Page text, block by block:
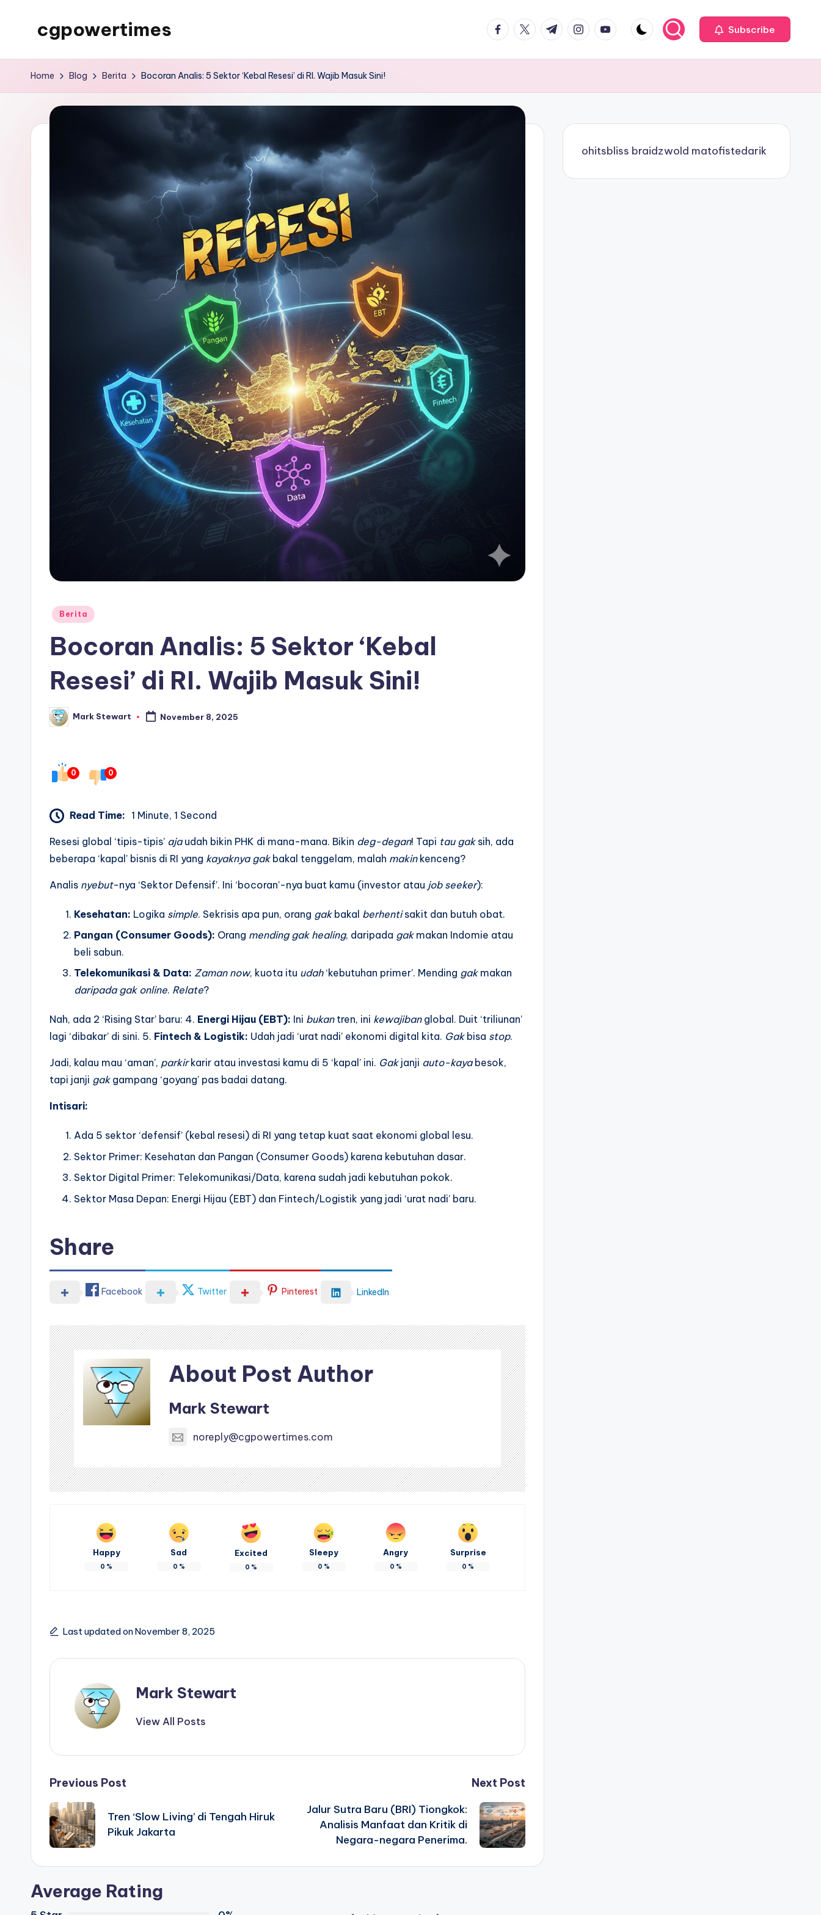
cgpowertimes facebook.com
twitter.com
t.me instagram.com
youtube.com Subscribe
Home Blog Berita Bocoran Analis: 5 Sektor ‘Kebal Resesi’ di RI. Wajib Masuk Sini!
Posted
Berita
Bocoran Analis: 5 Sektor ‘Kebal
Resesi’ di RI. Wajib Masuk Sini!
Posted
by
Mark Stewart November 8, 2025
0 0
Read Time: 1 Minute, 1 Second
Resesi global ‘tipis-tipis’ ajaudah bikin PHK di mana-mana. Bikin deg-degan! Tapi tau gaksih, ada
beberapa ‘kapal’ bisnis di RI yang kayaknya gakbakal tenggelam, malah makinkenceng?
Analis nyebut-nya ‘Sektor Defensif’. Ini ‘bocoran’-nya buat kamu (investor atau job seeker):
Kesehatan: Logika simple. Sekrisis apa pun, orang gakbakal berhentisakit dan butuh obat.
Pangan (Consumer Goods): Orang mending gak healing, daripada gakmakan Indomie atau
beli sabun.
Telekomunikasi & Data: Zaman now, kuota itu udah‘kebutuhan primer’. Mending gakmakan
daripada gak online. Relate?
Nah, ada 2 ‘Rising Star’ baru: 4. Energi Hijau (EBT): Ini bukantren, ini kewajibanglobal. Duit ‘triliunan’
lagi ‘dibakar’ di sini. 5. Fintech & Logistik: Udah jadi ‘urat nadi’ ekonomi digital kita. Gakbisa stop.
Jadi, kalau mau ‘aman’, parkirkarir atau investasi kamu di 5 ‘kapal’ ini. Gakjanji auto-kayabesok,
tapi janji gakgampang ‘goyang’ pas badai datang.
Intisari:
Ada 5 sektor ‘defensif’ (kebal resesi) di RI yang tetap kuat saat ekonomi global lesu.
Sektor Primer: Kesehatan dan Pangan (Consumer Goods) karena kebutuhan dasar.
Sektor Digital Primer: Telekomunikasi/Data, karena sudah jadi kebutuhan pokok.
Sektor Masa Depan: Energi Hijau (EBT) dan Fintech/Logistik yang jadi ‘urat nadi’ baru.
Share
Facebook Twitter Pinterest LinkedIn
About Post Author
Mark Stewart
noreply@cgpowertimes.com
Happy
0 %
Sad
0 %
Excited
0 %
Sleepy
0 %
Angry
0 %
Surprise
0 %
Last updated on November 8, 2025
Mark Stewart
View All Posts
Post
navigation
Previous Post
Tren ‘Slow Living’ di Tengah Hiruk
Pikuk Jakarta
Next Post
Jalur Sutra Baru (BRI) Tiongkok:
Analisis Manfaat dan Kritik di
Negara-negara Penerima.
Average Rating
ohitsbliss braidzwold matofistedarik